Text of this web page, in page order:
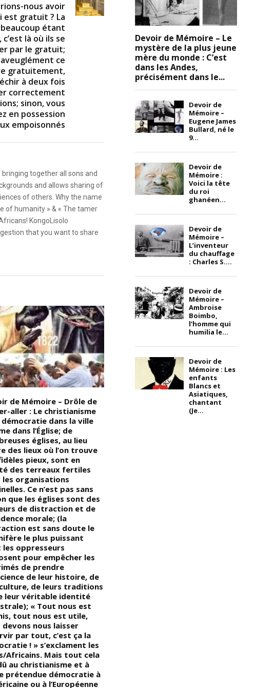
nous avoir
est gratuit ? La
étant
là où ils se
par le gratuit;
ce
gratuitement,
à deux fois
correctement
sinon, vous
en possession
empoisonnés
together all sons and
and allows sharing of
of others. Why the name
of humanity » & « The tamer
KongoLisolo
that you want to share
de Mémoire – Drôle de
aller : Le christianisme
dans la ville
dans l’Église; de
églises, au lieu
des lieux où l’on trouve
pieux, sont en
des terreaux fertiles
les organisations
Ce n’est pas sans
que les églises sont des
de distraction et de
morale; (la
est sans doute le
le plus puissant
les oppresseurs
pour empêcher les
de prendre
de leur histoire, de
de leurs traditions
leur véritable identité
« Tout nous est
tout nous est utile,
devons nous laisser
par tout, c’est ça la
! » s’exclament les
Africains. Mais tout cela
au christianisme et à
prétendue démocratie à
ou à l’Européenne
La beauté Noire/Martiniquaise
– Suzanne Roussi-Césaire,
Devoir de Mémoire – Le
mystère de la plus jeune
mère du monde : C’est
dans les Andes,
précisément dans le...
Devoir de
Mémoire –
Eugene James
Bullard, né le
9...
Devoir de
Mémoire :
Voici la tête
du roi
ghanéen...
Devoir de
Mémoire –
L’inventeur
du chauffage
: Charles S....
Devoir de
Mémoire –
Ambroise
Boimbo,
l’homme qui
humilia le...
Devoir de
Mémoire : Les
enfants
Blancs et
Asiatiques,
chantant
(Je...